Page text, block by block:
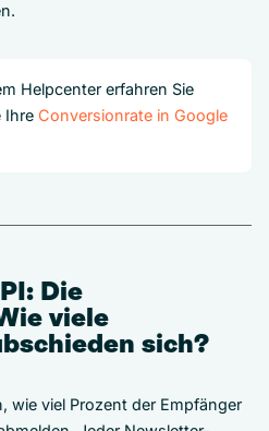
Helpcenter erfahren Sie
Ihre Conversionrate in Google
Die
viele
sich?
wie viel Prozent der Empfänger